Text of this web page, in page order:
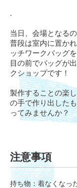
.
当日、会場となる
普段は室内に置か
ッチワークバッグ
目の前でバッグが
クショップです！
製作することの楽
の手で作り出した
ってみませんか？
注意事項
持ち物：着なくなっ